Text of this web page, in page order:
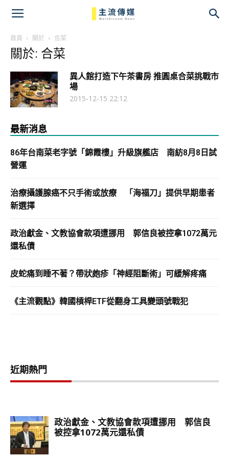
首頁 關於 合菜
關於: 合菜
異人館打造下午茶書房 推圓桌合菜挑戰市
場
2015-12-15 22:12
最新消息
86年台南菜老字號「錦霞樓」升級旗艦店 南紡8月8日試
營運
治療攝護腺癌不只手術或放療 「海福刀」提供早期患者
新選擇
政治獻金、文教協會款項遭挪用 郭信良被控拿1072萬元
還私債
皮蛇痛到睡不著？帶狀皰疹「神經阻斷術」可緩解疼痛
《主流觀點》韓國槓桿ETF從翻身工具變頭號戰犯
近期熱門